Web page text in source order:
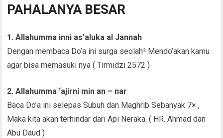
PAHALANYA BESAR
1. Allahumma inni as’aluka al Jannah
Dengan membaca Do’a ini surga seolah² Mendo’akan kamu
agar bisa memasuki nya ( Tirmidzi 2572 )
2. Allahumma ‘ajirni min an – nar
Baca Do’a ini selepas Subuh dan Maghrib Sebanyak 7× ,
Maka kita akan terhindar dari Api Neraka. ( HR. Ahmad dan
Abu Daud )